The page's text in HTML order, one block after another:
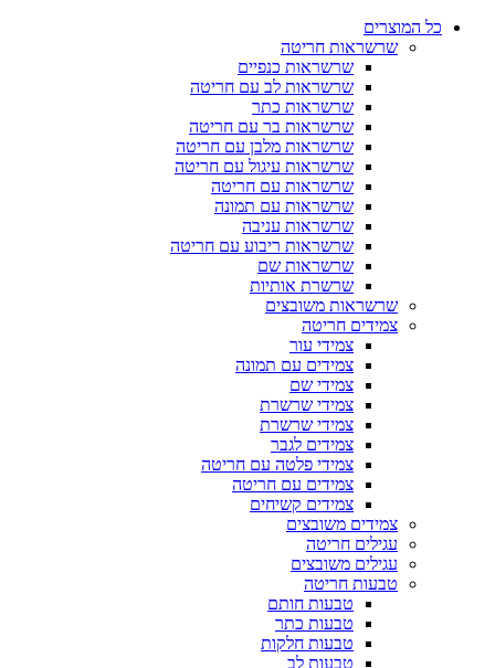
כל המוצרים
שרשראות חריטה
שרשראות כנפיים
שרשראות לב עם חריטה
שרשראות כתר
שרשראות בר עם חריטה
שרשראות מלבן עם חריטה
שרשראות עיגול עם חריטה
שרשראות עם חריטה
שרשראות עם תמונה
שרשראות עניבה
שרשראות ריבוע עם חריטה
שרשראות שם
שרשרת אותיות
שרשראות משובצים
צמידים חריטה
צמידי עור
צמידים עם תמונה
צמידי שם
צמידי שרשרת
צמידי שרשרת
צמידים לגבר
צמידי פלטה עם חריטה
צמידים עם חריטה
צמידים קשיחים
צמידים משובצים
עגילים חריטה
עגילים משובצים
טבעות חריטה
טבעות חותם
טבעות כתר
טבעות חלקות
טבעות לב